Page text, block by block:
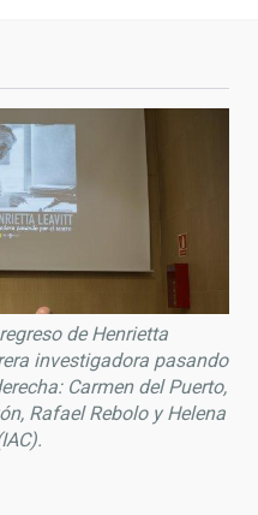
de Henrietta
investigadora pasando
Carmen del Puerto,
Rafael Rebolo y Helena